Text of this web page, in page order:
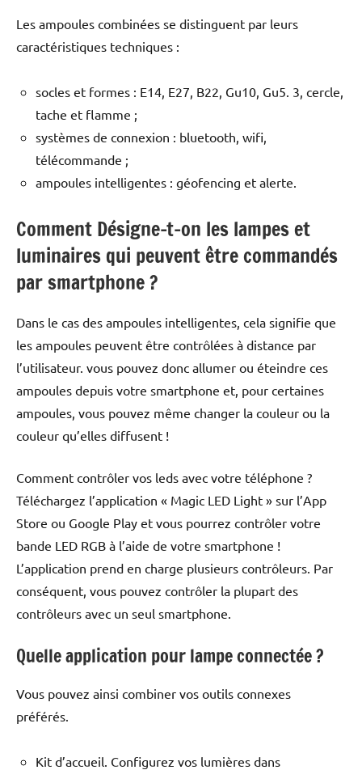
Les ampoules combinées se distinguent par leurs
caractéristiques techniques :
socles et formes : E14, E27, B22, Gu10, Gu5. 3, cercle,
tache et flamme ;
systèmes de connexion : bluetooth, wifi,
télécommande ;
ampoules intelligentes : géofencing et alerte.
Comment Désigne-t-on les lampes et
luminaires qui peuvent être commandés
par smartphone ?
Dans le cas des ampoules intelligentes, cela signifie que
les ampoules peuvent être contrôlées à distance par
l’utilisateur. vous pouvez donc allumer ou éteindre ces
ampoules depuis votre smartphone et, pour certaines
ampoules, vous pouvez même changer la couleur ou la
couleur qu’elles diffusent !
Comment contrôler vos leds avec votre téléphone ?
Téléchargez l’application « Magic LED Light » sur l’App
Store ou Google Play et vous pourrez contrôler votre
bande LED RGB à l’aide de votre smartphone !
L’application prend en charge plusieurs contrôleurs. Par
conséquent, vous pouvez contrôler la plupart des
contrôleurs avec un seul smartphone.
Quelle application pour lampe connectée ?
Vous pouvez ainsi combiner vos outils connexes
préférés.
Kit d’accueil. Configurez vos lumières dans